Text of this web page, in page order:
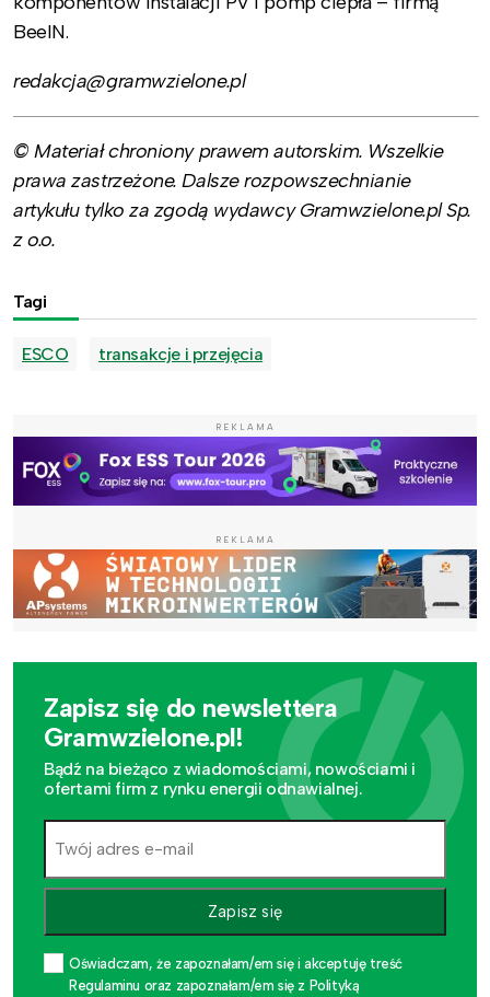
BeeIN.
redakcja@gramwzielone.pl
© Materiał chroniony prawem autorskim. Wszelkie
prawa zastrzeżone. Dalsze rozpowszechnianie
artykułu tylko za zgodą wydawcy Gramwzielone.pl Sp.
z o.o.
Tagi
ESCO transakcje i przejęcia
REKLAMA
REKLAMA
Zapisz się do newslettera
Gramwzielone.pl!
Bądź na bieżąco z wiadomościami, nowościami i
ofertami firm z rynku energii odnawialnej.
Zapisz się
Oświadczam, że zapoznałam/em się i akceptuję treść
Regulaminu oraz zapoznałam/em się z Polityką